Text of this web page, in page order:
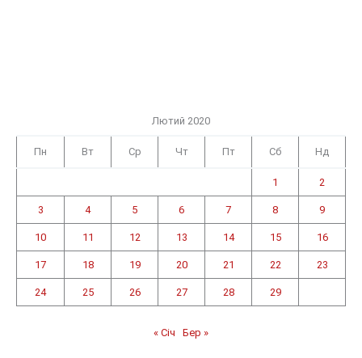
Лютий 2020
Пн Вт Ср Чт Пт Сб Нд
1 2
3 4 5 6 7 8 9
10 11 12 13 14 15 16
17 18 19 20 21 22 23
24 25 26 27 28 29
« Січ Бер »